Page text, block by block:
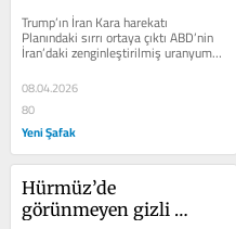
Uranyumu nasıl
kaçıracaklar?
Trump’ın İran Kara harekatı
Planındaki sırrı ortaya çıktı ABD’nin
İran’daki zenginleştirilmiş uranyumu
ele geçirmek için günler...
08.04.2026
80
Yeni Şafak
Hürmüz’de
görünmeyen gizli